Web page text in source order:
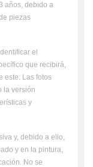
años, debido a
piezas
el
que recibirá,
este. Las fotos
la versión
y
y, debido a ello,
y en la pintura,
No se